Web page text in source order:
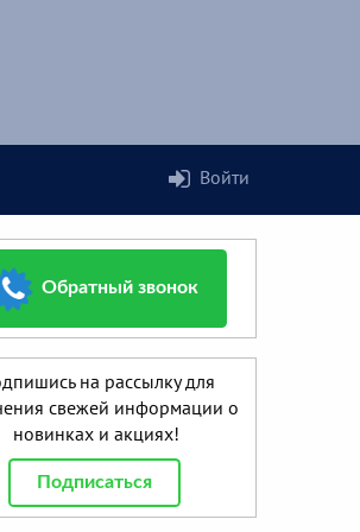
Войти
Обратный звонок
на рассылку для
свежей информации о
новинках и акциях!
Подписаться